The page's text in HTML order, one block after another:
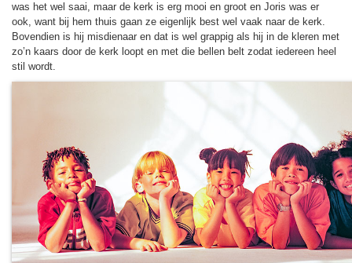
was het wel saai, maar de kerk is erg mooi en groot en Joris was er
ook, want bij hem thuis gaan ze eigen­lijk best wel vaak naar de kerk.
Bovendien is hij mis­die­naar en dat is wel grappig als hij in de kleren met
zo’n kaars door de kerk loopt en met die bellen belt zodat ieder­een heel
stil wordt.